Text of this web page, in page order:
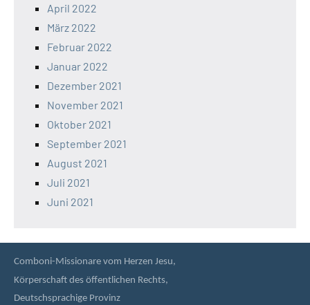
April 2022
März 2022
Februar 2022
Januar 2022
Dezember 2021
November 2021
Oktober 2021
September 2021
August 2021
Juli 2021
Juni 2021
Comboni-Missionare vom Herzen Jesu,
Körperschaft des öffentlichen Rechts,
Deutschsprachige Provinz